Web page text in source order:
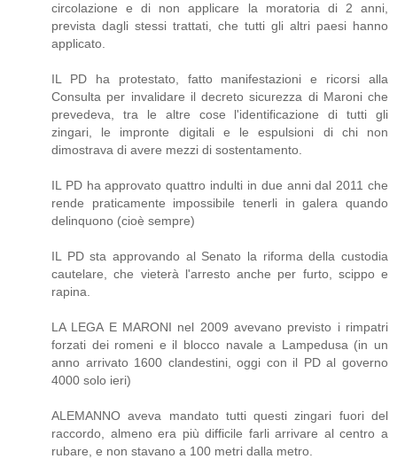
circolazione e di non applicare la moratoria di 2 anni,
prevista dagli stessi trattati, che tutti gli altri paesi hanno
applicato.
IL PD ha protestato, fatto manifestazioni e ricorsi alla
Consulta per invalidare il decreto sicurezza di Maroni che
prevedeva, tra le altre cose l'identificazione di tutti gli
zingari, le impronte digitali e le espulsioni di chi non
dimostrava di avere mezzi di sostentamento.
IL PD ha approvato quattro indulti in due anni dal 2011 che
rende praticamente impossibile tenerli in galera quando
delinquono (cioè sempre)
IL PD sta approvando al Senato la riforma della custodia
cautelare, che vieterà l'arresto anche per furto, scippo e
rapina.
LA LEGA E MARONI nel 2009 avevano previsto i rimpatri
forzati dei romeni e il blocco navale a Lampedusa (in un
anno arrivato 1600 clandestini, oggi con il PD al governo
4000 solo ieri)
ALEMANNO aveva mandato tutti questi zingari fuori del
raccordo, almeno era più difficile farli arrivare al centro a
rubare, e non stavano a 100 metri dalla metro.